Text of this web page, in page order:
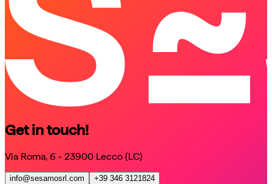
Get in touch!
Via Roma, 6 - 23900 Lecco (LC)
info@sesamosrl.com +39 346 3121824